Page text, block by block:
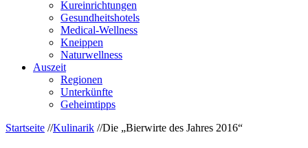
Kureinrichtungen
Gesundheitshotels
Medical-Wellness
Kneippen
Naturwellness
Auszeit
Regionen
Unterkünfte
Geheimtipps
Startseite //Kulinarik //Die „Bierwirte des Jahres 2016“